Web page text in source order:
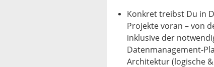
Konkret treibst Du in
Projekte voran – von
inklusive der
Datenmanagement-
Architektur (logische